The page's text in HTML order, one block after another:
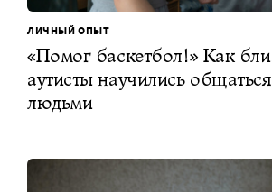
ЛИЧНЫЙ ОПЫТ
«Помог баскетбол!» Как
аутисты научились
людьми